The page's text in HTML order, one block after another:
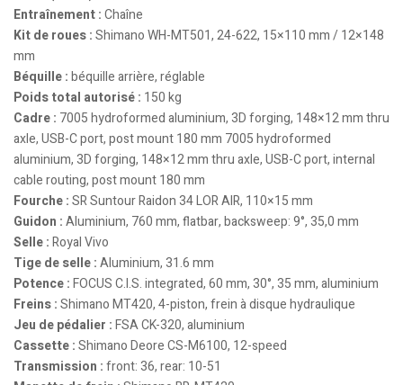
Entraînement :Chaîne
Kit de roues :Shimano WH-MT501, 24-622, 15×110 mm / 12×148
mm
Béquille :béquille arrière, réglable
Poids total autorisé : 150 kg
Cadre : 7005 hydroformed aluminium, 3D forging, 148×12 mm thru
axle, USB-C port, post mount 180 mm 7005 hydroformed
aluminium, 3D forging, 148×12 mm thru axle, USB-C port, internal
cable routing, post mount 180 mm
Fourche :SR Suntour Raidon 34 LOR AIR, 110×15 mm
Guidon :Aluminium, 760 mm, flatbar, backsweep: 9°, 35,0 mm
Selle :Royal Vivo
Tige de selle :Aluminium, 31.6 mm
Potence :FOCUS C.I.S. integrated, 60 mm, 30°, 35 mm, aluminium
Freins :Shimano MT420, 4-piston, frein à disque hydraulique
Jeu de pédalier :FSA CK-320, aluminium
Cassette :Shimano Deore CS-M6100, 12-speed
Transmission :front: 36, rear: 10-51